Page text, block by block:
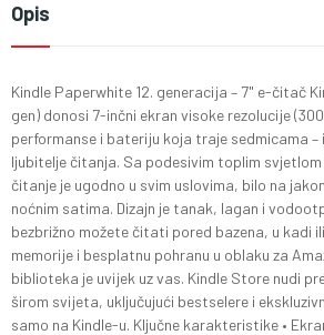
Opis
Kindle Paperwhite 12. generacija – 7" e-čitač
gen) donosi 7-inčni ekran visoke rezolucije
performanse i bateriju koja traje sedmicama –
ljubitelje čitanja. Sa podesivim toplim svjetlom
čitanje je ugodno u svim uslovima, bilo na
noćnim satima. Dizajn je tanak, lagan i
bezbrižno možete čitati pored bazena, u kadi ili
memorije i besplatnu pohranu u oblaku za
biblioteka je uvijek uz vas. Kindle Store nudi
širom svijeta, uključujući bestselere i
samo na Kindle-u. Ključne karakteristike •